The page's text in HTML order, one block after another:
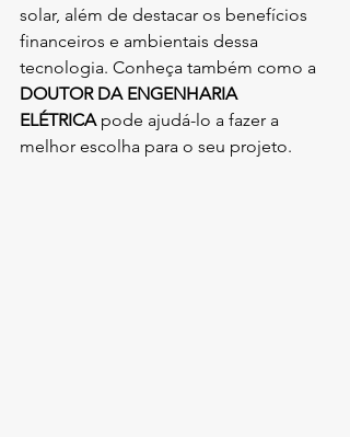
solar, além de destacar os benefícios
financeiros e ambientais dessa
tecnologia. Conheça também como a
DOUTOR DA ENGENHARIA
ELÉTRICA pode ajudá-lo a fazer a
melhor escolha para o seu projeto.